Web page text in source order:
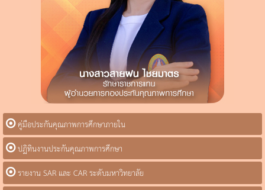
คู่มือประกันคุณภาพการศึกษาภายใน
ปฏิทินงานประกันคุณภาพการศึกษา
รายงาน SAR และ CAR ระดับมหาวิทยาลัย